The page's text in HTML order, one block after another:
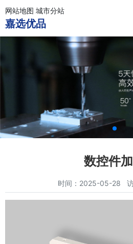
网站地图 城市分站
嘉选优品
数控件
时间：2025-05-28